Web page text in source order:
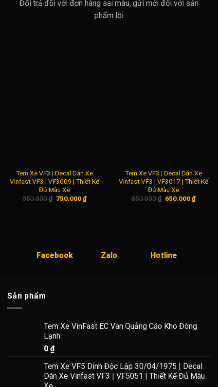
🎯 Tại Sao Chọn Decal Tem Xe VinFast VF3 Của
Giang Wrap?
Chất lượng vượt trội:Bền màu, không làm hỏng sơn xe.
Thiết kế theo yêu cầu:
Giao hàng nhanh – Miễn phí vận chuyển toàn quốc!
Tư vấn tận tình – Hỗ trợ miễn phí!
Đổi trả đối với đơn hàng sai mẫu, gửi mới đối với sản
phẩm lỗi
Tem Xe VF3 | Decal Dán Xe
Vinfast VF3 | VF3009 | Thiết Kế
Đủ Màu Xe
950.000₫ Giá
750.000₫Giá
Tem Xe VF3 | Decal Dán Xe
Vinfast VF3 | VF3017 | Thiết Kế
Đủ Màu Xe
850.000₫ Giá
650.000₫Giá
Facebook Zalo Hotline
Sản phẩm
Tem Xe VinFast EC Van Quảng Cáo Kho Đông
Lạnh
0 ₫
Tem Xe VF5 Dinh Độc Lập 30/04/1975 | Decal
Dán Xe Vinfast VF3 | VF5051 | Thiết Kế Đủ Màu